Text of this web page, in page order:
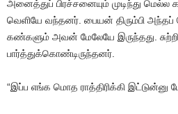
அனைத்துப் பிரச்சனையும் முடிந்து மெல்ல
வெளியே வந்தனர். பையன் திரும்பி
கண்களும் அவன் மேலேயே இருந்தது.
பார்த்துக்கொண்டிருந்தனர்.
“இப்ப எங்க மொத ராத்திரிக்கி இட்டுன்னு